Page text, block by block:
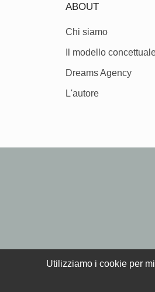
Utilizziamo i cookie per
ABOUT
Chi siamo
Il modello
Dreams Agency
L'autore